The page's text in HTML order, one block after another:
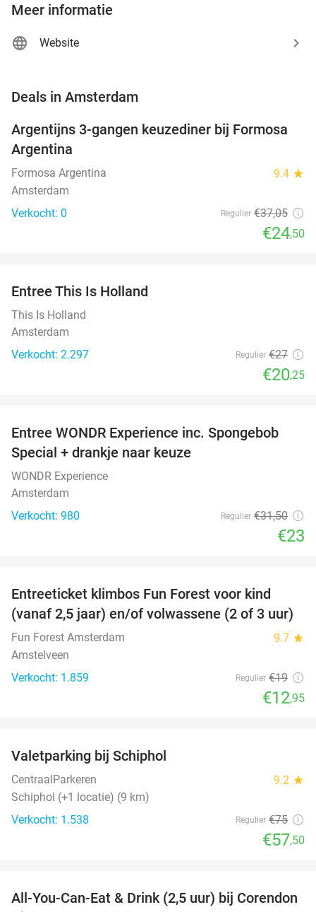
Meer informatie
Website
Deals in Amsterdam
34%
NEW
TODAY
Argentijns 3-gangen keuzediner bij Formosa
Argentina
Formosa Argentina 9.4 star
Amsterdam
Verkocht: 0
Regulier €37,05
€24,50
Entree This Is Holland
This Is Holland
Amsterdam
Verkocht: 2.297
Regulier €27
€20,25
27%
Entree WONDR Experience inc. Spongebob
Special + drankje naar keuze
WONDR Experience
Amsterdam
Verkocht: 980
Regulier €31,50
€23
Entreeticket klimbos Fun Forest voor kind
(vanaf 2,5 jaar) en/of volwassene (2 of 3 uur)
Fun Forest Amsterdam 9.7 star
Amstelveen
Verkocht: 1.859
Regulier €19
€12,95
Valetparking bij Schiphol
CentraalParkeren 9.2 star
Schiphol (+1 locatie) (9 km)
Verkocht: 1.538
Regulier €75
€57,50
37%
All-You-Can-Eat & Drink (2,5 uur) bij Corendon